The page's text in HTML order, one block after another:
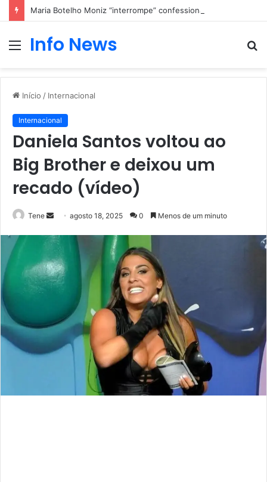
Maria Botelho Moniz “interrompe” confessionário
Menu
Info News
Início / Internacional
Internacional
Daniela Santos voltou ao
Big Brother e deixou um
recado (vídeo)
Tene
Mande
e-
mail
agosto 18, 2025 0 Menos de um minuto